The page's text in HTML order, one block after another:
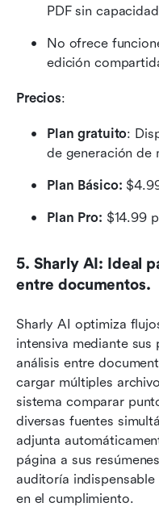
PDF sin
No ofrece
edición
Precios:
Plan gratuito:
de generación de
Plan Básico:
Plan Pro: $14.99
5. Sharly AI: Ideal
entre documentos.
Sharly AI optimiza
intensiva mediante
análisis entre
cargar múltiples
sistema comparar
diversas fuentes
adjunta
página a sus
auditoría
en el cumplimiento.